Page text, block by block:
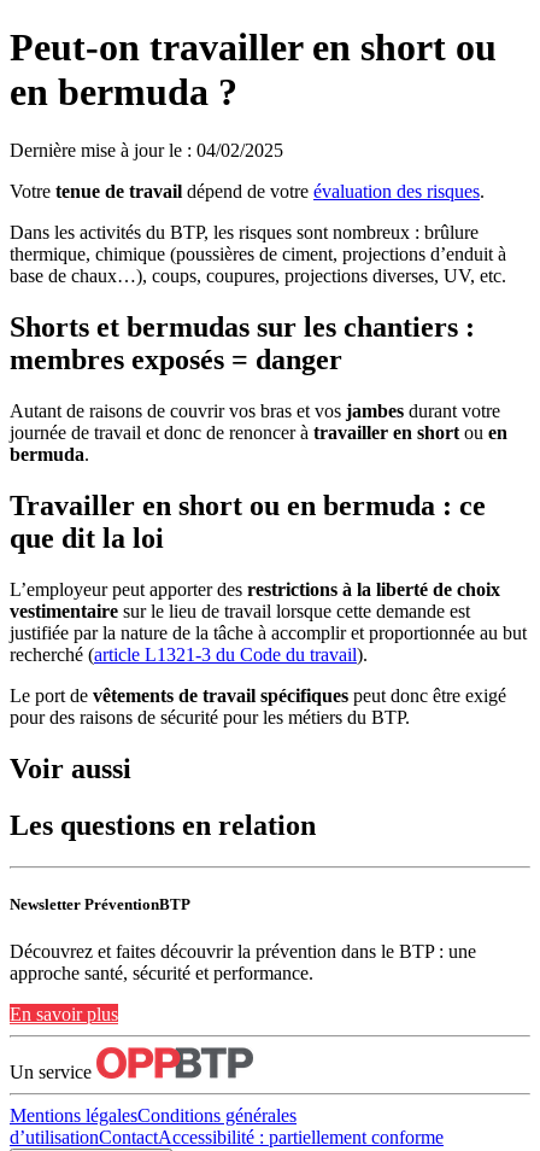
Peut-on travailler en short ou
en bermuda ?
Dernière mise à jour le : 04/02/2025
Votre tenue de travail dépend de votre évaluation des risques.
Dans les activités du BTP, les risques sont nombreux : brûlure
thermique, chimique (poussières de ciment, projections d’enduit à
base de chaux…), coups, coupures, projections diverses, UV, etc.
Shorts et bermudas sur les chantiers :
membres exposés = danger
Autant de raisons de couvrir vos bras et vos jambes durant votre
journée de travail et donc de renoncer à travailler en short ou en
bermuda.
Travailler en short ou en bermuda : ce
que dit la loi
L’employeur peut apporter des restrictions à la liberté de choix
vestimentaire sur le lieu de travail lorsque cette demande est
justifiée par la nature de la tâche à accomplir et proportionnée au but
recherché (article L1321-3 du Code du travail).
Le port de vêtements de travail spécifiques peut donc être exigé
pour des raisons de sécurité pour les métiers du BTP.
Voir aussi
Les questions en relation
Newsletter PréventionBTP
Découvrez et faites découvrir la prévention dans le BTP : une
approche santé, sécurité et performance.
En savoir plus
Un service
Mentions légalesConditions générales
d’utilisationContactAccessibilité : partiellement conforme